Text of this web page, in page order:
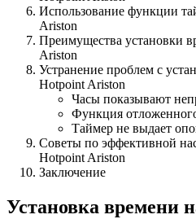
Использование функции
Ariston
Преимущества установки
Ariston
Устранение проблем с
Hotpoint Ariston
Часы показывают
Функция
Таймер не выдает
Советы по эффективной
Hotpoint Ariston
Заключение
Установка времени